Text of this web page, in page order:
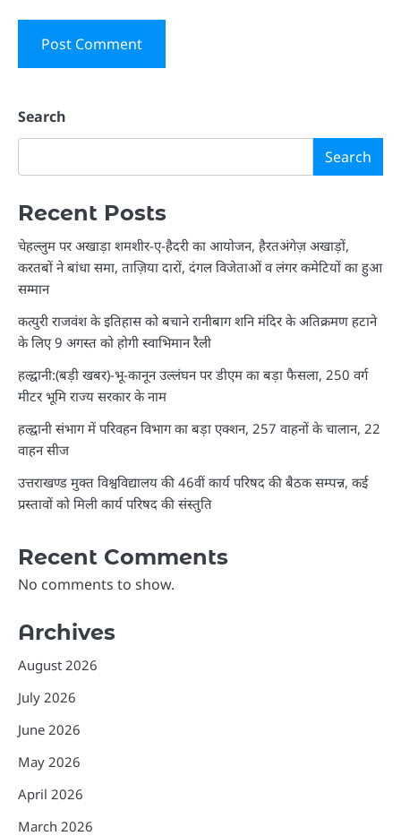
Search
Search
Recent Posts
चेहल्लुम पर अखाड़ा शमशीर-ए-हैदरी का आयोजन, हैरतअंगेज़ अखाड़ों,
करतबों ने बांधा समा, ताज़िया दारों, दंगल विजेताओं व लंगर कमेटियों का हुआ
सम्मान
कत्युरी राजवंश के इतिहास को बचाने रानीबाग शनि मंदिर के अतिक्रमण हटाने
के लिए 9 अगस्त को होगी स्वाभिमान रैली
हल्द्वानी:(बड़ी खबर)-भू-कानून उल्लंघन पर डीएम का बड़ा फैसला, 250 वर्ग
मीटर भूमि राज्य सरकार के नाम
हल्द्वानी संभाग में परिवहन विभाग का बड़ा एक्शन, 257 वाहनों के चालान, 22
वाहन सीज
उत्तराखण्ड मुक्त विश्वविद्यालय की 46वीं कार्य परिषद की बैठक सम्पन्न, कई
प्रस्तावों को मिली कार्य परिषद की संस्तुति
Recent Comments
No comments to show.
Archives
August 2026
July 2026
June 2026
May 2026
April 2026
March 2026